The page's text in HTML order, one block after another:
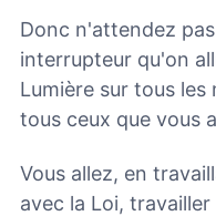
Donc n'attendez
interrupteur qu'on
Lumière sur tous les
tous ceux que vous
Vous allez, en
avec la Loi,